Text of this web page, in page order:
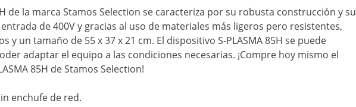
de la marca Stamos Selection se caracteriza por su robusta construcción y su
de 400V y gracias al uso de materiales más ligeros pero resistentes,
y un tamaño de 55 x 37 x 21 cm. El dispositivo S-PLASMA 85H se puede
adaptar el equipo a las condiciones necesarias. ¡Compre hoy mismo el
85H de Stamos Selection!
enchufe de red.